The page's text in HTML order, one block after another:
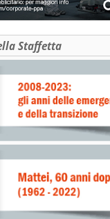
Staffetta